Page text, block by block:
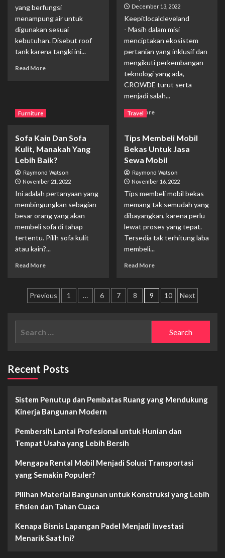
yang berfungsi
menampung air untuk
digunakan sesuai
kebutuhan. Disebut roof
tank karena tangki ini...
Read MoreRead
Berkualitas
December 13, 2022
Keepitlocalcleveland
- Masih dalam misi
menciptakan ekosistem
pertanian yang inklusif dan
mengikuti perkembangan
teknologi yang ada,
CROWDE turut serta
menjadi salah...
Read MoreRead
Sejahterakan
Petani,
Platform
Industri
Pertanian
dengan
Teknologi
Furniture
Sofa Kain Dan Sofa
Kulit, Manakah Yang
Lebih Baik?
Raymond Watson
November 21, 2022
Ini adalah pertanyaan yang
membingungkan sebagian
besar orang yang akan
membeli sofa di tahap
tertentu. Pilih sofa kulit
atau kain?...
Read MoreRead
Sofa
Kain
Sofa
Kulit,
Baik?
Travel
Tips Membeli Mobil
Bekas Untuk Jasa
Sewa Mobil
Raymond Watson
November 16, 2022
Tips membeli mobil bekas
memang tak semudah yang
dibayangkan, karena perlu
lewat proses yang tepat.
Tersedia tak terhitung laba
membeli...
Read MoreRead
Tips
Membeli
Bekas
Untuk
Posts
Previous 1 … 6 7 8 9 10 Next
Recent Posts
Sistem Penutup dan Pembatas Ruang yang Mendukung
Kinerja Bangunan Modern
Pembersih Lantai Profesional untuk Hunian dan
Tempat Usaha yang Lebih Bersih
Mengapa Rental Mobil Menjadi Solusi Transportasi
yang Semakin Populer?
Pilihan Material Bangunan untuk Konstruksi yang Lebih
Efisien dan Tahan Cuaca
Kenapa Bisnis Lapangan Padel Menjadi Investasi
Menarik Saat Ini?